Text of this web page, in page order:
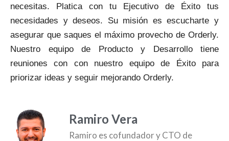
necesitas. Platica con tu Ejecutivo de Éxito tus
necesidades y deseos. Su misión es escucharte y
asegurar que saques el máximo provecho de Orderly.
Nuestro equipo de Producto y Desarrollo tiene
reuniones con con nuestro equipo de Éxito para
priorizar ideas y seguir mejorando Orderly.
Ramiro Vera
Ramiro es cofundador y CTO de